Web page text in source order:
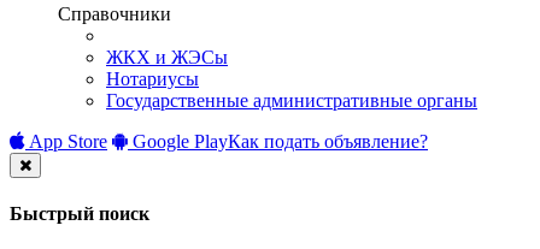
Справочники
ЖКХ и ЖЭСы
Нотариусы
Государственные административные органы
App Store
Google PlayКак подать объявление?
Быстрый поиск